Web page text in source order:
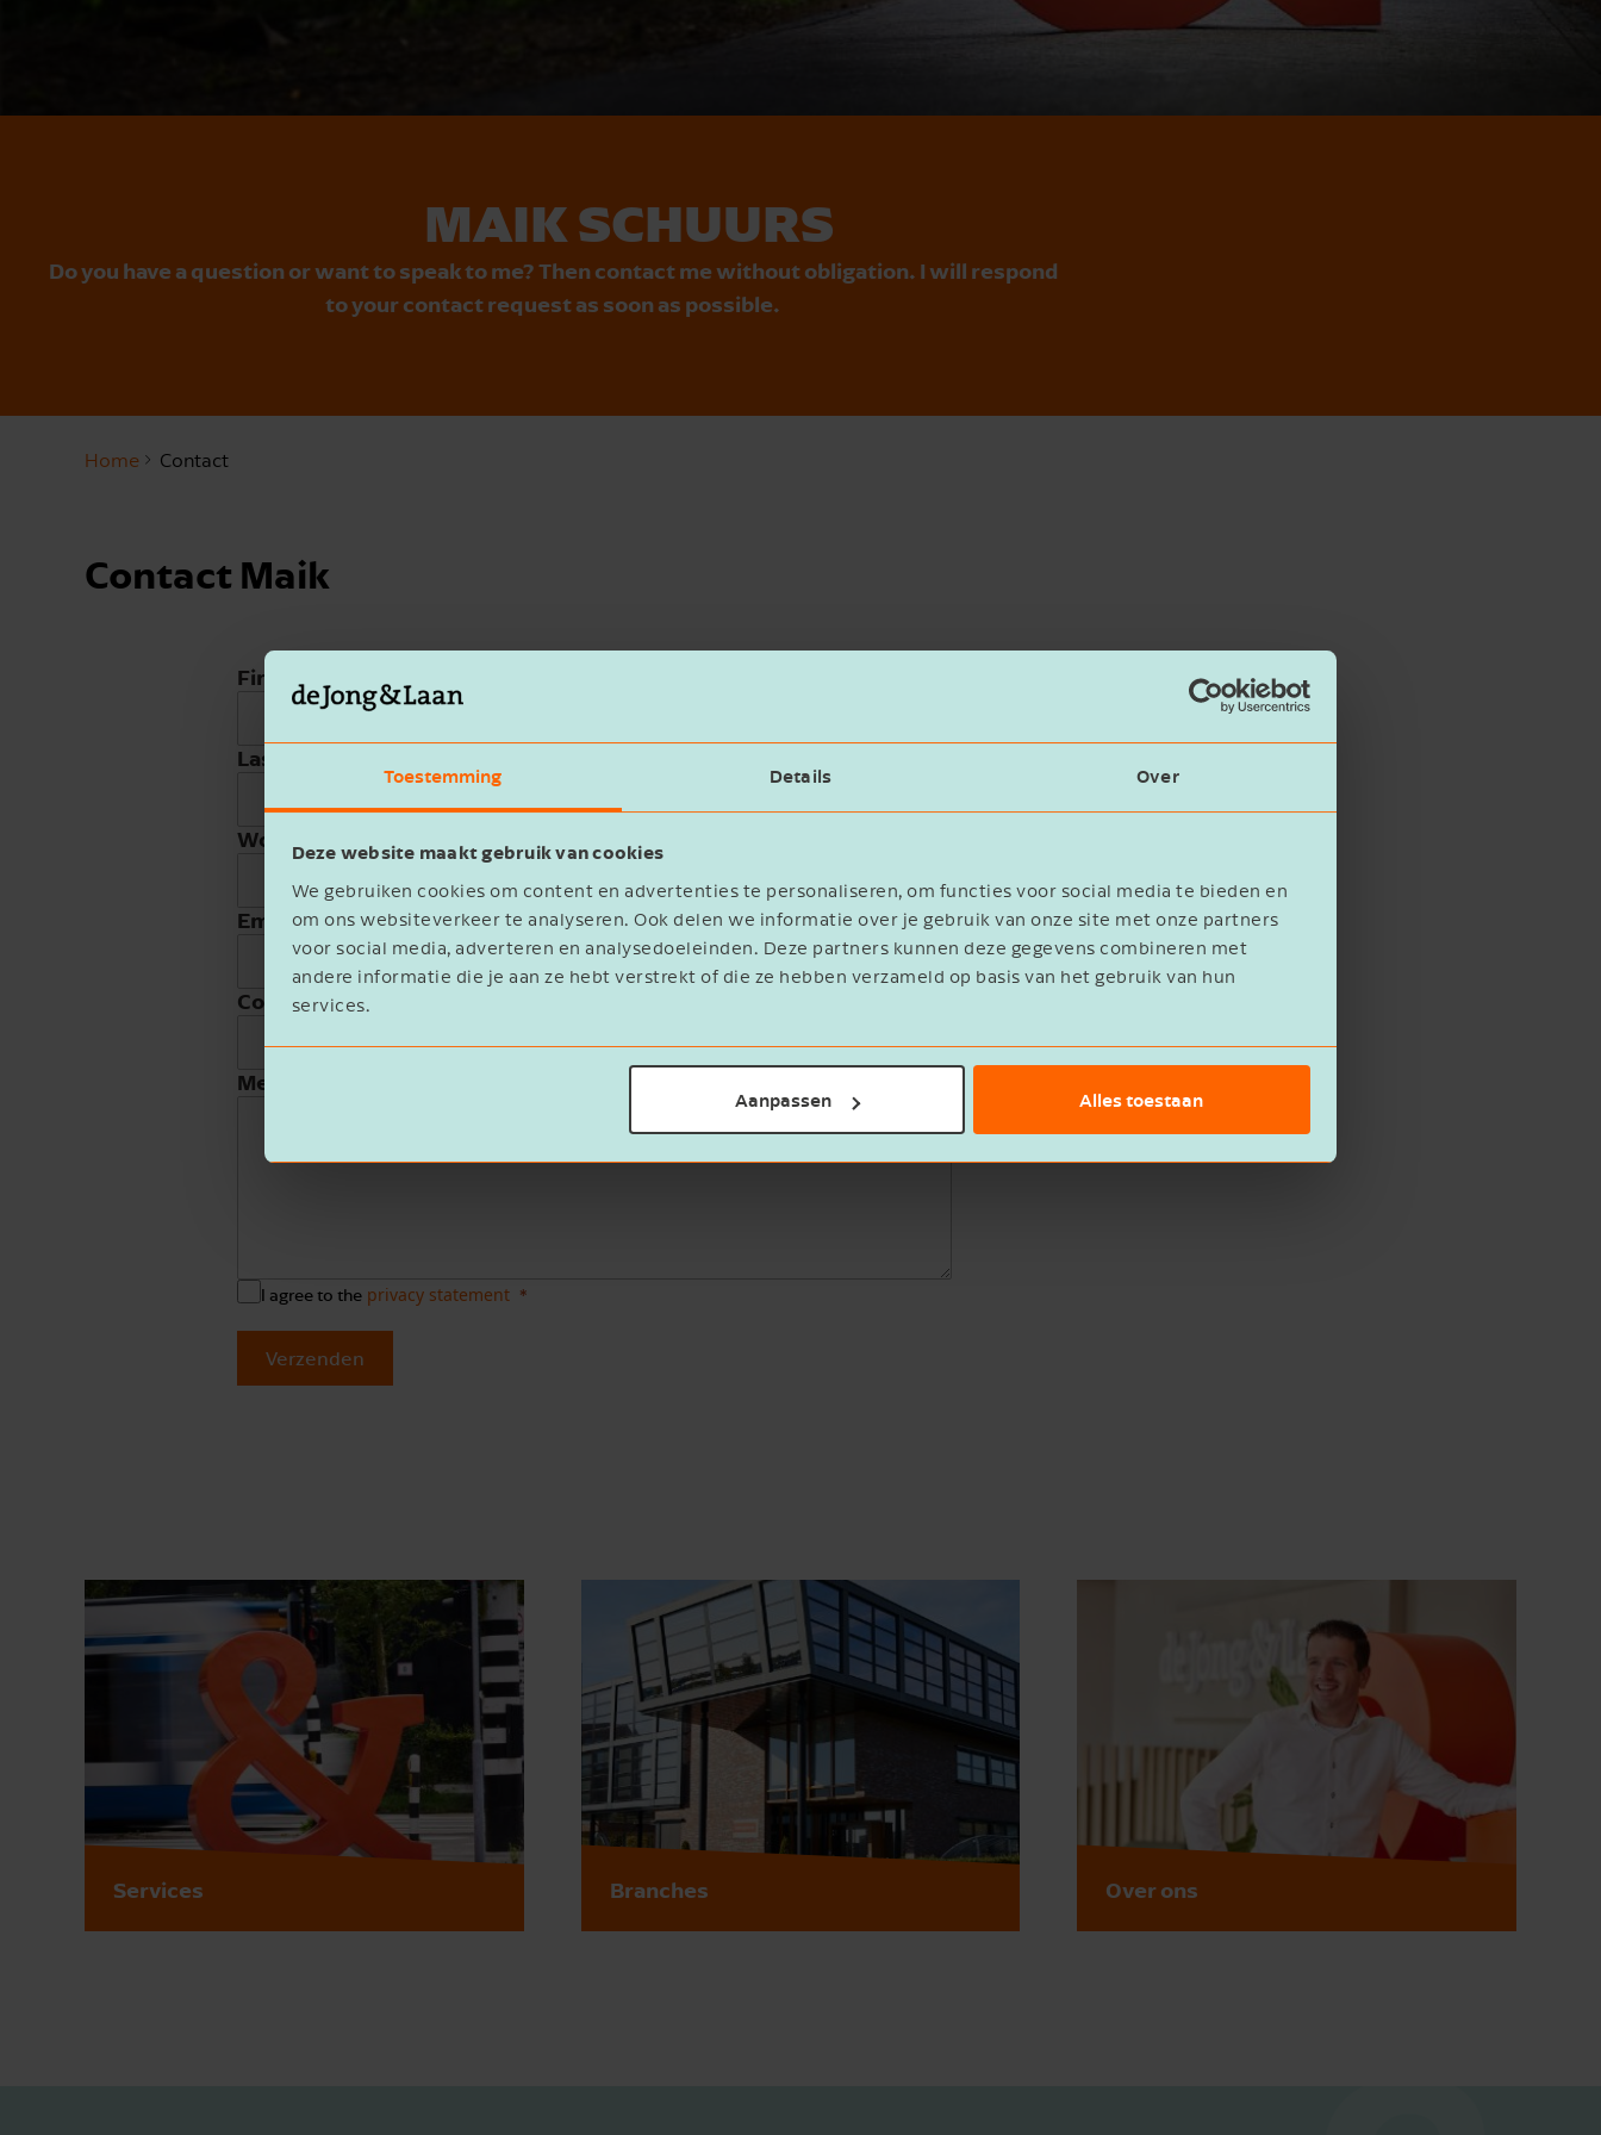
Toestemming Details Over
Deze website maakt gebruik van cookies
We gebruiken cookies om content en advertenties te personaliseren, om functies voor social media te bieden en
om ons websiteverkeer te analyseren. Ook delen we informatie over je gebruik van onze site met onze partners
voor social media, adverteren en analysedoeleinden. Deze partners kunnen deze gegevens combineren met
andere informatie die je aan ze hebt verstrekt of die ze hebben verzameld op basis van het gebruik van hun
services.
Aanpassen Alles toestaan
MAIK SCHUURS
Do you have a question or want to speak to me? Then contact me without obligation. I will respond
to your contact request as soon as possible.
Home Contact
Contact Maik
First name
Last name
Work phone
Email address
Company name
Message
I agree to the privacy statement
Verzenden
Services Branches Over ons